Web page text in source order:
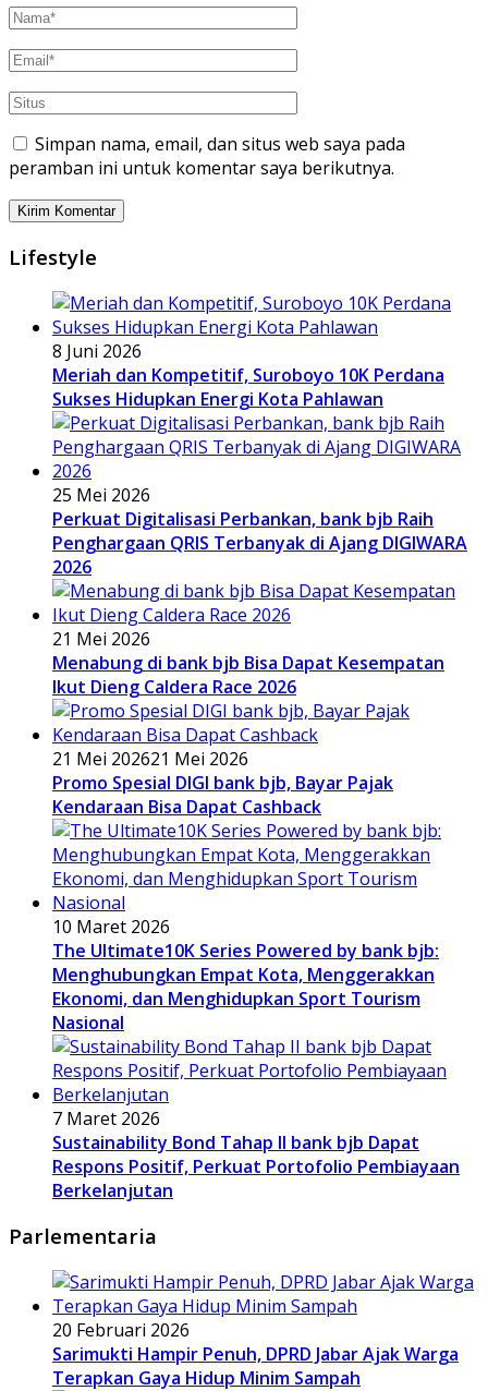
Simpan nama, email, dan situs web saya pada
peramban ini untuk komentar saya berikutnya.
Lifestyle
8 Juni 2026
Meriah dan Kompetitif, Suroboyo 10K Perdana
Sukses Hidupkan Energi Kota Pahlawan
25 Mei 2026
Perkuat Digitalisasi Perbankan, bank bjb Raih
Penghargaan QRIS Terbanyak di Ajang DIGIWARA
2026
21 Mei 2026
Menabung di bank bjb Bisa Dapat Kesempatan
Ikut Dieng Caldera Race 2026
21 Mei 202621 Mei 2026
Promo Spesial DIGI bank bjb, Bayar Pajak
Kendaraan Bisa Dapat Cashback
10 Maret 2026
The Ultimate10K Series Powered by bank bjb:
Menghubungkan Empat Kota, Menggerakkan
Ekonomi, dan Menghidupkan Sport Tourism
Nasional
7 Maret 2026
Sustainability Bond Tahap II bank bjb Dapat
Respons Positif, Perkuat Portofolio Pembiayaan
Berkelanjutan
Parlementaria
20 Februari 2026
Sarimukti Hampir Penuh, DPRD Jabar Ajak Warga
Terapkan Gaya Hidup Minim Sampah